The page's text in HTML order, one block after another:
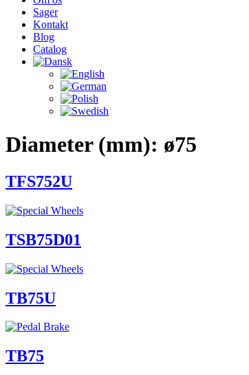
Sager
Kontakt
Blog
Catalog
Diameter (mm): ø75
TFS752U
TSB75D01
TB75U
TB75